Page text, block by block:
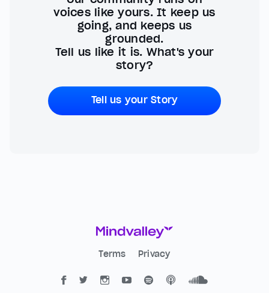
voices like yours. It keep us
going, and keeps us
grounded.
Tell us like it is. What's your
story?
Tell us your Story
Terms Privacy